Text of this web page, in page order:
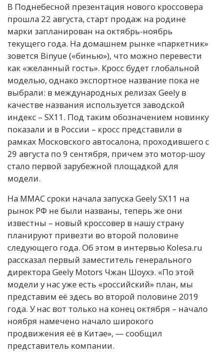
В Поднебесной презентация нового кроссовера
прошла 22 августа, старт продаж на родине
марки запланирован на октябрь-ноябрь
текущего года. На домашнем рынке «паркетник»
зовется Binyue («бинью»), что можно перевести
как «желанный гость». Кросс будет глобальной
моделью, однако экспортное название пока не
выбрали: в международных релизах Geely в
качестве названия используется заводской
индекс – SX11. Под таким обозначением новинку
показали и в России – кросс представили в
рамках Московского автосалона, проходившего с
29 августа по 9 сентября, причем это мотор-шоу
стало первой зарубежной площадкой для
модели.
На ММАС сроки начала запуска Geely SX11 на
рынок РФ не были названы, теперь же они
известны – новый кроссовер в нашу страну
планируют привезти во второй половине
следующего года. Об этом в интервью Kolesa.ru
рассказал первый заместитель генерального
директора Geely Motors Чжан Шоухэ. «По этой
модели у нас уже есть «российский» план, мы
представим её здесь во второй половине 2019
года. У нас вот только на конец октября – начало
ноября намечено начало широкого
продвижения её в Китае», — сообщил
представитель компании.